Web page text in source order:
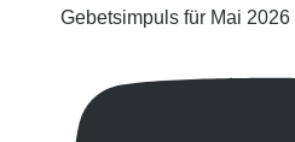
Gebetsimpuls für Mai